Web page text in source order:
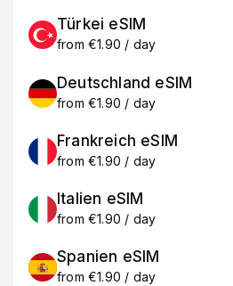
Türkei eSIM
from €1.90 / day
Deutschland eSIM
from €1.90 / day
Frankreich eSIM
from €1.90 / day
Italien eSIM
from €1.90 / day
Spanien eSIM
from €1.90 / day